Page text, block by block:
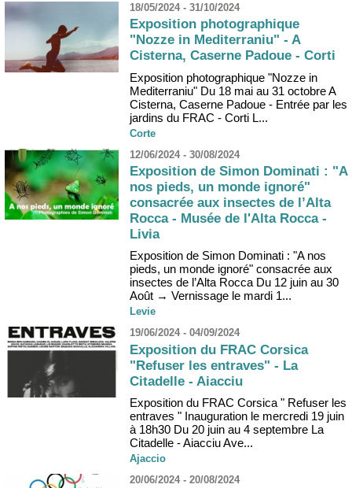
18/05/2024 - 31/10/2024
Exposition photographique
"Nozze in Mediterraniu" - A
Cisterna, Caserne Padoue - Corti
Exposition photographique "Nozze in
Mediterraniu" Du 18 mai au 31 octobre A
Cisterna, Caserne Padoue - Entrée par les
jardins du FRAC - Corti L...
Corte
12/06/2024 - 30/08/2024
Exposition de Simon Dominati : "A
nos pieds, un monde ignoré"
consacrée aux insectes de l’Alta
Rocca - Musée de l'Alta Rocca -
Livia
Exposition de Simon Dominati : "A nos
pieds, un monde ignoré" consacrée aux
insectes de l’Alta Rocca Du 12 juin au 30
Août → Vernissage le mardi 1...
Levie
19/06/2024 - 04/09/2024
Exposition du FRAC Corsica
"Refuser les entraves" - La
Citadelle - Aiacciu
Exposition du FRAC Corsica " Refuser les
entraves " Inauguration le mercredi 19 juin
à 18h30 Du 20 juin au 4 septembre La
Citadelle - Aiacciu Ave...
Ajaccio
20/06/2024 - 20/08/2024